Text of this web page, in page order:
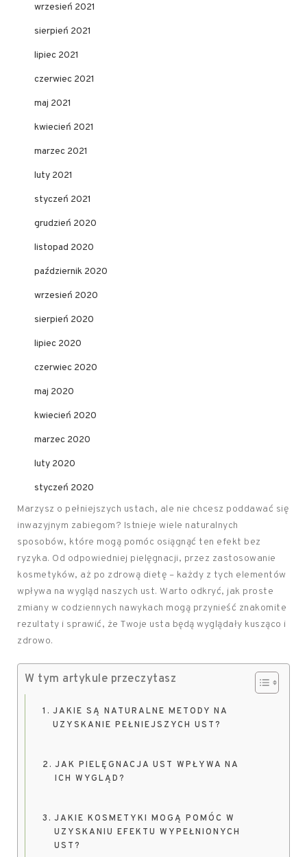
wrzesień 2021
sierpień 2021
lipiec 2021
czerwiec 2021
maj 2021
kwiecień 2021
marzec 2021
luty 2021
styczeń 2021
grudzień 2020
listopad 2020
październik 2020
wrzesień 2020
sierpień 2020
lipiec 2020
czerwiec 2020
maj 2020
kwiecień 2020
marzec 2020
luty 2020
styczeń 2020
Marzysz o pełniejszych ustach, ale nie chcesz poddawać się
inwazyjnym zabiegom? Istnieje wiele naturalnych
sposobów, które mogą pomóc osiągnąć ten efekt bez
ryzyka. Od odpowiedniej pielęgnacji, przez zastosowanie
kosmetyków, aż po zdrową dietę – każdy z tych elementów
wpływa na wygląd naszych ust. Warto odkryć, jak proste
zmiany w codziennych nawykach mogą przynieść znakomite
rezultaty i sprawić, że Twoje usta będą wyglądały kusząco i
zdrowo.
W tym artykule przeczytasz
JAKIE SĄ NATURALNE METODY NA
UZYSKANIE PEŁNIEJSZYCH UST?
JAK PIELĘGNACJA UST WPŁYWA NA
ICH WYGLĄD?
JAKIE KOSMETYKI MOGĄ POMÓC W
UZYSKANIU EFEKTU WYPEŁNIONYCH
UST?